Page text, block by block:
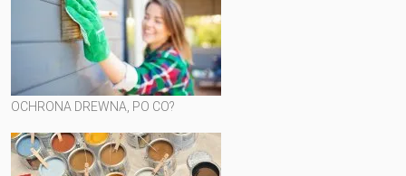
OCHRONA DREWNA, PO CO?